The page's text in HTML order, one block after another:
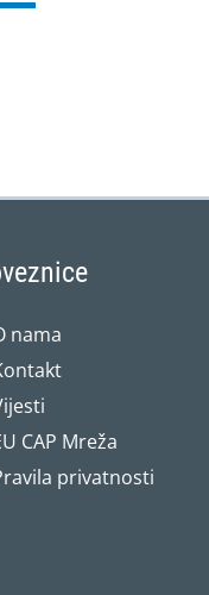
nama
CAP Mreža
privatnosti